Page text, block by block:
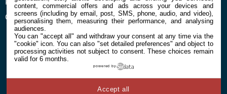
Qui sommes nous
content, commercial offers and ads across your devices and
screens (including by email, post, SMS, phone, audio, and video),
personalising them, measuring their performance, and analysing
audiences.
You can "accept all" and withdraw your consent at any time via the
"cookie" icon. You can also "set detailed preferences" and object to
processing activities not subject to consent. These choices remain
valid for 6 months.
powered by
Accept all